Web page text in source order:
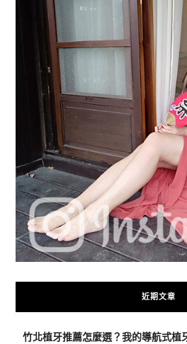
近期文章
竹北植牙推薦怎麼選？我的導航式植